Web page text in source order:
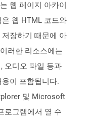
웹 페이지 아카이
웹 HTML 코드와
장하기 때문에 아
러한 리소스에는
오디오 파일 등과
이 포함됩니다.
및 Microsoft
로그램에서 열 수